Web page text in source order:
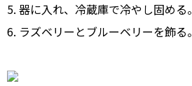
5. 器に入れ、冷蔵庫で冷やし固める。
6. ラズベリーとブルーベリーを飾る。